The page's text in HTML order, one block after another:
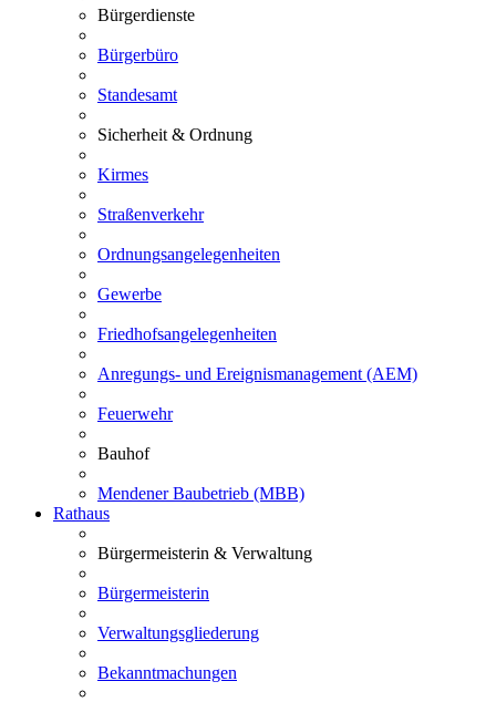
Bürgerdienste
Bürgerbüro
Standesamt
Sicherheit & Ordnung
Kirmes
Straßenverkehr
Ordnungsangelegenheiten
Gewerbe
Friedhofsangelegenheiten
Anregungs- und Ereignismanagement (AEM)
Feuerwehr
Bauhof
Mendener Baubetrieb (MBB)
Rathaus
Bürgermeisterin & Verwaltung
Bürgermeisterin
Verwaltungsgliederung
Bekanntmachungen